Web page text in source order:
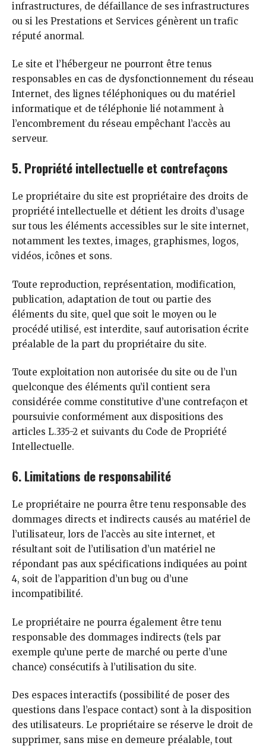
infrastructures, de défaillance de ses infrastructures
ou si les Prestations et Services génèrent un trafic
réputé anormal.
Le site et l’hébergeur ne pourront être tenus
responsables en cas de dysfonctionnement du réseau
Internet, des lignes téléphoniques ou du matériel
informatique et de téléphonie lié notamment à
l’encombrement du réseau empêchant l’accès au
serveur.
5. Propriété intellectuelle et contrefaçons
Le propriétaire du site est propriétaire des droits de
propriété intellectuelle et détient les droits d’usage
sur tous les éléments accessibles sur le site internet,
notamment les textes, images, graphismes, logos,
vidéos, icônes et sons.
Toute reproduction, représentation, modification,
publication, adaptation de tout ou partie des
éléments du site, quel que soit le moyen ou le
procédé utilisé, est interdite, sauf autorisation écrite
préalable de la part du propriétaire du site.
Toute exploitation non autorisée du site ou de l’un
quelconque des éléments qu’il contient sera
considérée comme constitutive d’une contrefaçon et
poursuivie conformément aux dispositions des
articles L.335-2 et suivants du Code de Propriété
Intellectuelle.
6. Limitations de responsabilité
Le propriétaire ne pourra être tenu responsable des
dommages directs et indirects causés au matériel de
l’utilisateur, lors de l’accès au site internet, et
résultant soit de l’utilisation d’un matériel ne
répondant pas aux spécifications indiquées au point
4, soit de l’apparition d’un bug ou d’une
incompatibilité.
Le propriétaire ne pourra également être tenu
responsable des dommages indirects (tels par
exemple qu’une perte de marché ou perte d’une
chance) consécutifs à l’utilisation du site.
Des espaces interactifs (possibilité de poser des
questions dans l’espace contact) sont à la disposition
des utilisateurs. Le propriétaire se réserve le droit de
supprimer, sans mise en demeure préalable, tout